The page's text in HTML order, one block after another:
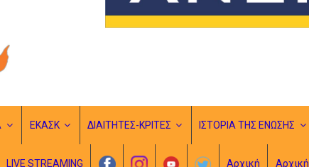
ΕΚΑΣΚ ΔΙΑΙΤΗΤΕΣ-ΚΡΙΤΕΣ ΙΣΤΟΡΙΑ ΤΗΣ ΕΝΩΣΗΣ
LIVE STREAMING Αρχική Αρχική